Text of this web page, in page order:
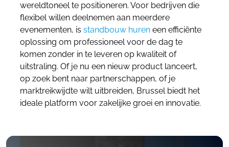
wereldtoneel te positioneren. Voor bedrijven die
flexibel willen deelnemen aan meerdere
evenementen, is standbouw huren een efficiënte
oplossing om professioneel voor de dag te
komen zonder in te leveren op kwaliteit of
uitstraling. Of je nu een nieuw product lanceert,
op zoek bent naar partnerschappen, of je
marktreikwijdte wilt uitbreiden, Brussel biedt het
ideale platform voor zakelijke groei en innovatie.